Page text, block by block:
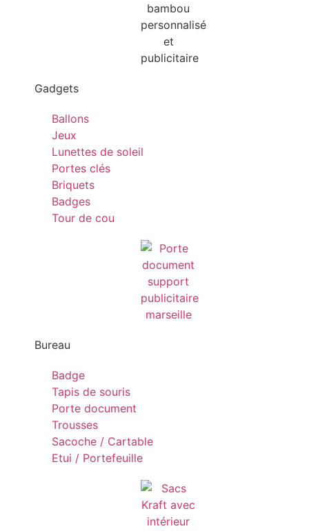
Gadgets
Ballons
Jeux
Lunettes de soleil
Portes clés
Briquets
Badges
Tour de cou
Bureau
Badge
Tapis de souris
Porte document
Trousses
Sacoche / Cartable
Etui / Portefeuille